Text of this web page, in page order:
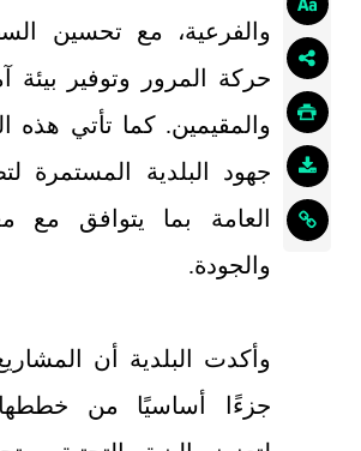
والفرعية، مع تحسين
حركة المرور وتوفير بيئة
والمقيمين. كما تأتي هذه
جهود البلدية المستمرة
العامة بما يتوافق مع
والجودة.
وأكدت البلدية أن
جزءًا أساسيًا من خططها